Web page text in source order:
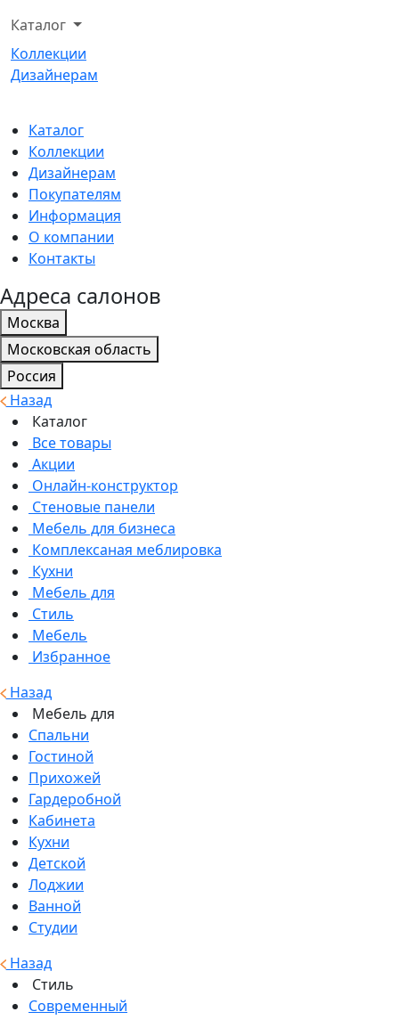
Каталог
Коллекции
Дизайнерам
Каталог
Коллекции
Дизайнерам
Покупателям
Информация
О компании
Контакты
Адреса салонов
Москва
Московская область
Россия
Назад
Каталог
Все товары
Акции
Онлайн-конструктор
Стеновые панели
Мебель для бизнеса
Комплексаная меблировка
Кухни
Мебель для
Стиль
Мебель
Избранное
Назад
Мебель для
Спальни
Гостиной
Прихожей
Гардеробной
Кабинета
Кухни
Детской
Лоджии
Ванной
Студии
Назад
Стиль
Современный